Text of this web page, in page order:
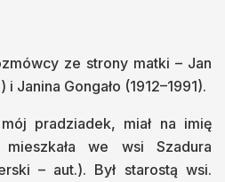
ze strony matki – Jan
Janina Gongało (1912–1991).
pradziadek, miał na imię
we wsi Szadura
– aut.). Był starostą wsi.